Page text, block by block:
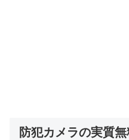
防犯カメラの実質